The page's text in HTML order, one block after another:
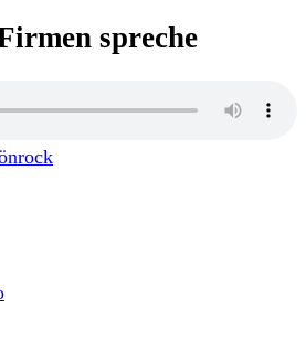
spreche
Schönrock